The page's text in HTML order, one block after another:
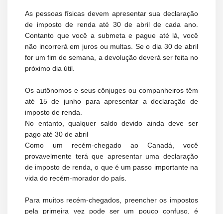
As pessoas físicas devem apresentar sua declaração
de imposto de renda até 30 de abril de cada ano.
Contanto que você a submeta e pague até lá, você
não incorrerá em juros ou multas. Se o dia 30 de abril
for um fim de semana, a devolução deverá ser feita no
próximo dia útil.
Os autônomos e seus cônjuges ou companheiros têm
até 15 de junho para apresentar a declaração de
imposto de renda.
No entanto, qualquer saldo devido ainda deve ser
pago até 30 de abril
Como um recém-chegado ao Canadá, você
provavelmente terá que apresentar uma declaração
de imposto de renda, o que é um passo importante na
vida do recém-morador do país.
Para muitos recém-chegados, preencher os impostos
pela primeira vez pode ser um pouco confuso, é